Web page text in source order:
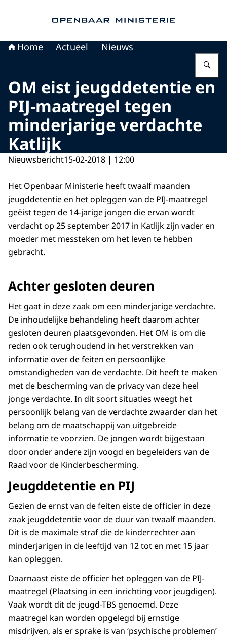
Home Actueel Nieuws
OM eist jeugddetentie en
PIJ-maatregel tegen
minderjarige verdachte
Katlijk
Nieuwsbericht15-02-2018 | 12:00
Het Openbaar Ministerie heeft twaalf maanden
jeugddetentie en het opleggen van de PIJ-maatregel
geëist tegen de 14-jarige jongen die ervan wordt
verdacht op 25 september 2017 in Katlijk zijn vader en
moeder met messteken om het leven te hebben
gebracht.
Achter gesloten deuren
Het gaat in deze zaak om een minderjarige verdachte.
De inhoudelijke behandeling heeft daarom achter
gesloten deuren plaatsgevonden. Het OM is om die
reden ook terughoudend in het verstrekken van
informatie over de feiten en persoonlijke
omstandigheden van de verdachte. Dit heeft te maken
met de bescherming van de privacy van deze heel
jonge verdachte. In dit soort situaties weegt het
persoonlijk belang van de verdachte zwaarder dan het
belang om de maatschappij van uitgebreide
informatie te voorzien. De jongen wordt bijgestaan
door onder andere zijn voogd en begeleiders van de
Raad voor de Kinderbescherming.
Jeugddetentie en PIJ
Gezien de ernst van de feiten eiste de officier in deze
zaak jeugddetentie voor de duur van twaalf maanden.
Dit is de maximale straf die de kinderrechter aan
minderjarigen in de leeftijd van 12 tot en met 15 jaar
kan opleggen.
Daarnaast eiste de officier het opleggen van de PIJ-
maatregel (Plaatsing in een inrichting voor jeugdigen).
Vaak wordt dit de jeugd-TBS genoemd. Deze
maatregel kan worden opgelegd bij ernstige
misdrijven, als er sprake is van ‘psychische problemen’